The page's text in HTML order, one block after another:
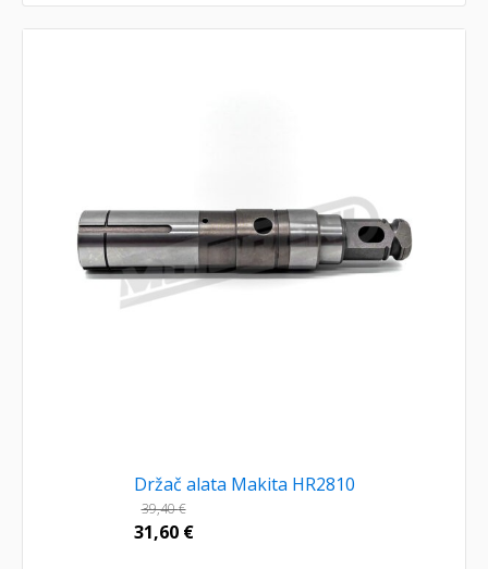
Držač alata Makita HR2810
39,40€
31,60 €